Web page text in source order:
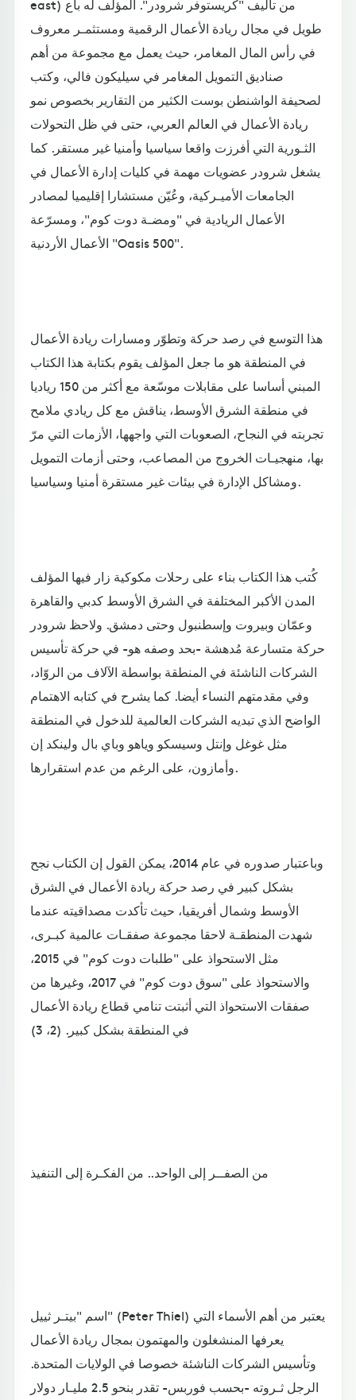
east) من تأليف "كريستوفر شرودر". المؤلف له باع
طويل في مجال ريادة الأعمال الرقمية ومستثمـر معروف
في رأس المال المغامر، حيث يعمل مع مجموعة من أهم
صناديق التمويل المغامر في سيليكون فالي، وكتب
لصحيفة الواشنطن بوست الكثير من التقارير بخصوص نمو
ريادة الأعمال في العالم العربي، حتى في ظل التحولات
الثـورية التي أفرزت واقعا سياسيا وأمنيا غير مستقر. كما
يشغل شرودر عضويات مهمة في كليات إدارة الأعمال في
الجامعات الأميـركية، وعُيّن مستشارا إقليميا لمصادر
الأعمال الريادية في "ومضـة دوت كوم"، ومسرّعة
الأعمال الأردنية "Oasis 500".
هذا التوسع في رصد حركة وتطوّر ومسارات ريادة الأعمال
في المنطقة هو ما جعل المؤلف يقوم بكتابة هذا الكتاب
المبني أساسا على مقابلات موسّعة مع أكثر من 150 رياديا
في منطقة الشرق الأوسط، يناقش مع كل ريادي ملامح
تجربته في النجاح، الصعوبات التي واجهها، الأزمات التي مرّ
بها، منهجيـات الخروج من المصاعب، وحتى أزمات التمويل
ومشاكل الإدارة في بيئات غير مستقرة أمنيا وسياسيا.
كُتب هذا الكتاب بناء على رحلات مكوكية زار فيها المؤلف
المدن الأكبر المختلفة في الشرق الأوسط كدبي والقاهرة
وعمّان وبيروت وإسطنبول وحتى دمشق. ولاحظ شرودر
حركة متسارعة مُدهشة -بحد وصفه هو- في حركة تأسيس
الشركات الناشئة في المنطقة بواسطة الآلاف من الروّاد،
وفي مقدمتهم النساء أيضا. كما يشرح في كتابه الاهتمام
الواضح الذي تبديه الشركات العالمية للدخول في المنطقة
مثل غوغل وإنتل وسيسكو وياهو وباي بال ولينكد إن
وأمازون، على الرغم من عدم استقرارها.
وباعتبار صدوره في عام 2014، يمكن القول إن الكتاب نجح
بشكل كبير في رصد حركة ريادة الأعمال في الشرق
الأوسط وشمال أفريقيا، حيث تأكدت مصداقيته عندما
شهدت المنطقـة لاحقا مجموعة صفقـات عالمية كبـرى،
مثل الاستحواذ على "طلبات دوت كوم" في 2015،
والاستحواذ على "سوق دوت كوم" في 2017، وغيرها من
صفقات الاستحواذ التي أثبتت تنامي قطاع ريادة الأعمال
في المنطقة بشكل كبير. (2، 3)
من الصفــر إلى الواحد.. من الفكـرة إلى التنفيذ
اسم "بيتـر ثييل" (Peter Thiel) يعتبر من أهم الأسماء التي
يعرفها المنشغلون والمهتمون بمجال ريادة الأعمال
وتأسيس الشركات الناشئة خصوصا في الولايات المتحدة.
الرجل ثـروته -بحسب فوربس- تقدر بنحو 2.5 مليـار دولار